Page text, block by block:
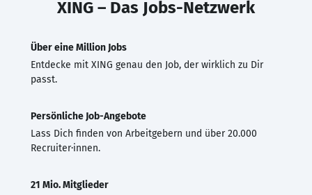
XING – Das Jobs-Netzwerk
Über eine Million Jobs
Entdecke mit XING genau den Job, der wirklich zu Dir
passt.
Persönliche Job-Angebote
Lass Dich finden von Arbeitgebern und über 20.000
Recruiter·innen.
21 Mio. Mitglieder